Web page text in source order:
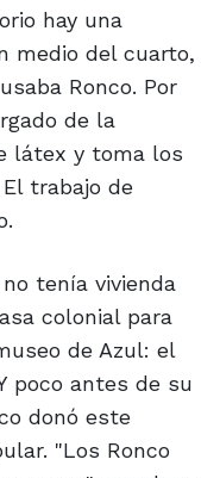
hay una
medio del cuarto,
Ronco. Por
de la
látex y toma los
trabajo de
tenía vivienda
colonial para
de Azul: el
poco antes de su
donó este
"Los Ronco